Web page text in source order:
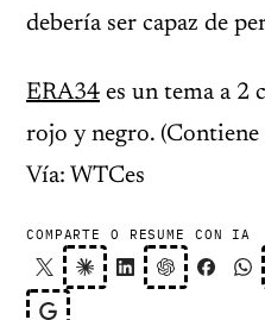
debería ser capaz de
ERA34 es un tema a 2
rojo y negro. (Contiene
Vía: WTCes
COMPARTE O RESUME CON IA